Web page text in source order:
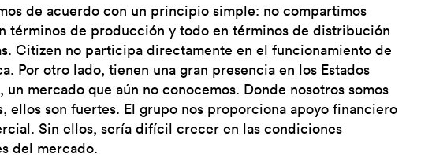
de acuerdo con un principio simple: no compartimos
términos de producción y todo en términos de distribución
Citizen no participa directamente en el funcionamiento de
Por otro lado, tienen una gran presencia en los Estados
un mercado que aún no conocemos. Donde nosotros somos
ellos son fuertes. El grupo nos proporciona apoyo financiero
Sin ellos, sería difícil crecer en las condiciones
del mercado.